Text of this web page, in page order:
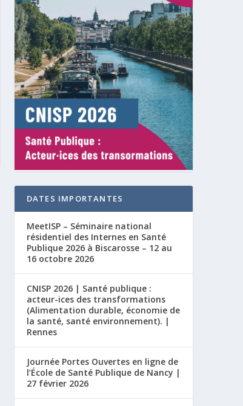
DATES IMPORTANTES
MeetISP – Séminaire national
résidentiel des Internes en Santé
Publique 2026 à Biscarosse – 12 au
16 octobre 2026
CNISP 2026 | Santé publique :
acteur-ices des transformations
(Alimentation durable, économie de
la santé, santé environnement). |
Rennes
Journée Portes Ouvertes en ligne de
l’École de Santé Publique de Nancy |
27 février 2026